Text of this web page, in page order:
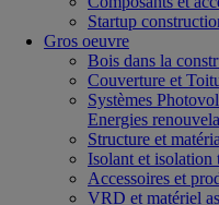
Startup
Gros oeuvre
Bois dans la
Couverture et
Systèmes
Energies
Structure et
Isolant et isolation
Accessoires et
VRD et matériel